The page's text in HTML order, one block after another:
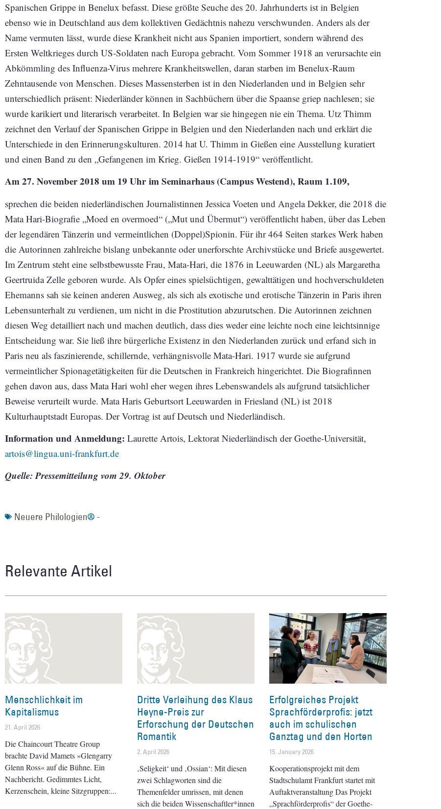
Spanischen Grippe in Benelux befasst. Diese größte Seuche des 20. Jahrhunderts ist in Belgien
ebenso wie in Deutschland aus dem kollektiven Gedächtnis nahezu verschwunden. Anders als der
Name vermuten lässt, wurde diese Krankheit nicht aus Spanien importiert, sondern während des
Ersten Weltkrieges durch US-Soldaten nach Europa gebracht. Vom Sommer 1918 an verursachte ein
Abkömmling des Influenza-Virus mehrere Krankheitswellen, daran starben im Benelux-Raum
Zehntausende von Menschen. Dieses Massensterben ist in den Niederlanden und in Belgien sehr
unterschiedlich präsent: Niederländer können in Sachbüchern über die Spaanse griep nachlesen; sie
wurde karikiert und literarisch verarbeitet. In Belgien war sie hingegen nie ein Thema. Utz Thimm
zeichnet den Verlauf der Spanischen Grippe in Belgien und den Niederlanden nach und erklärt die
Unterschiede in den Erinnerungskulturen. 2014 hat U. Thimm in Gießen eine Ausstellung kuratiert
und einen Band zu den „Gefangenen im Krieg. Gießen 1914-1919“ veröffentlicht.
Am 27. November 2018 um 19 Uhrim Seminarhaus (Campus Westend), Raum 1.109,
sprechen die beiden niederländischen Journalistinnen Jessica Voeten und Angela Dekker, die 2018 die
Mata Hari-Biografie „Moed en overmoed“ („Mut und Übermut“) veröffentlicht haben, über das Leben
der legendären Tänzerin und vermeintlichen (Doppel)Spionin. Für ihr 464 Seiten starkes Werk haben
die Autorinnen zahlreiche bislang unbekannte oder unerforschte Archivstücke und Briefe ausgewertet.
Im Zentrum steht eine selbstbewusste Frau, Mata-Hari, die 1876 in Leeuwarden (NL) als Margaretha
Geertruida Zelle geboren wurde. Als Opfer eines spielsüchtigen, gewalttätigen und hochverschuldeten
Ehemanns sah sie keinen anderen Ausweg, als sich als exotische und erotische Tänzerin in Paris ihren
Lebensunterhalt zu verdienen, um nicht in die Prostitution abzurutschen. Die Autorinnen zeichnen
diesen Weg detailliert nach und machen deutlich, dass dies weder eine leichte noch eine leichtsinnige
Entscheidung war. Sie ließ ihre bürgerliche Existenz in den Niederlanden zurück und erfand sich in
Paris neu als faszinierende, schillernde, verhängnisvolle Mata-Hari. 1917 wurde sie aufgrund
vermeintlicher Spionagetätigkeiten für die Deutschen in Frankreich hingerichtet. Die Biografinnen
gehen davon aus, dass Mata Hari wohl eher wegen ihres Lebenswandels als aufgrund tatsächlicher
Beweise verurteilt wurde. Mata Haris Geburtsort Leeuwarden in Friesland (NL) ist 2018
Kulturhauptstadt Europas. Der Vortrag ist auf Deutsch und Niederländisch.
Information und Anmeldung: Laurette Artois, Lektorat Niederländisch der Goethe-Universität,
artois@lingua.uni-frankfurt.de
Quelle: Pressemitteilung vom 29. Oktober
Neuere Philologien -
Relevante Artikel
Menschlichkeit im
Kapitalismus
21. April 2026
Die Chaincourt Theatre Group
brachte David Mamets »Glengarry
Glenn Ross« auf die Bühne. Ein
Nachbericht. Gedimmtes Licht,
Kerzenschein, kleine Sitzgruppen:
Dritte Verleihung des Klaus
Heyne-Preis zur
Erforschung der Deutschen
Romantik
2. April 2026
‚Seligkeit‘ und ‚Ossian‘: Mit diesen
zwei Schlagworten sind die
Themenfelder umrissen, mit denen
sich die beiden Wissenschaftler*innen
Erfolgreiches Projekt
Sprachförderprofis: jetzt
auch im schulischen
Ganztag und den Horten
15. January 2026
Kooperationsprojekt mit dem
Stadtschulamt Frankfurt startet mit
Auftaktveranstaltung Das Projekt
„Sprachförderprofis“ der Goethe-